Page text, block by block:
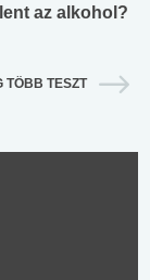
az alkohol?
TÖBB TESZT